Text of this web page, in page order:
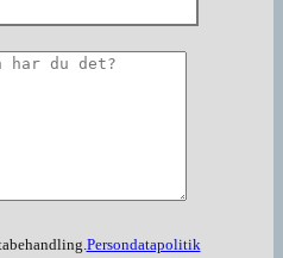
Persondatapolitik